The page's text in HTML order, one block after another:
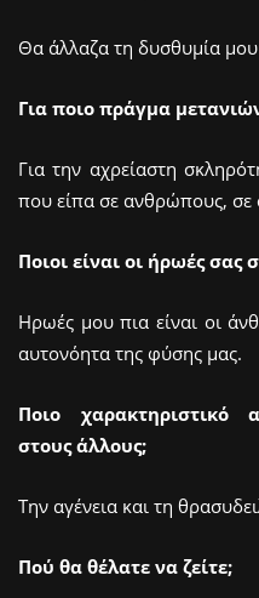
Θα άλλαζα τη δυσθυμία
Για ποιο πράγμα
Για την αχρείαστη
που είπα σε ανθρώπους, σε
Ποιοι είναι οι ήρωές
Ηρωές μου πια είναι οι
αυτονόητα της φύσης μας.
Ποιο χαρακτηριστικό
στους άλλους;
Την αγένεια και τη
Πού θα θέλατε να ζείτε;